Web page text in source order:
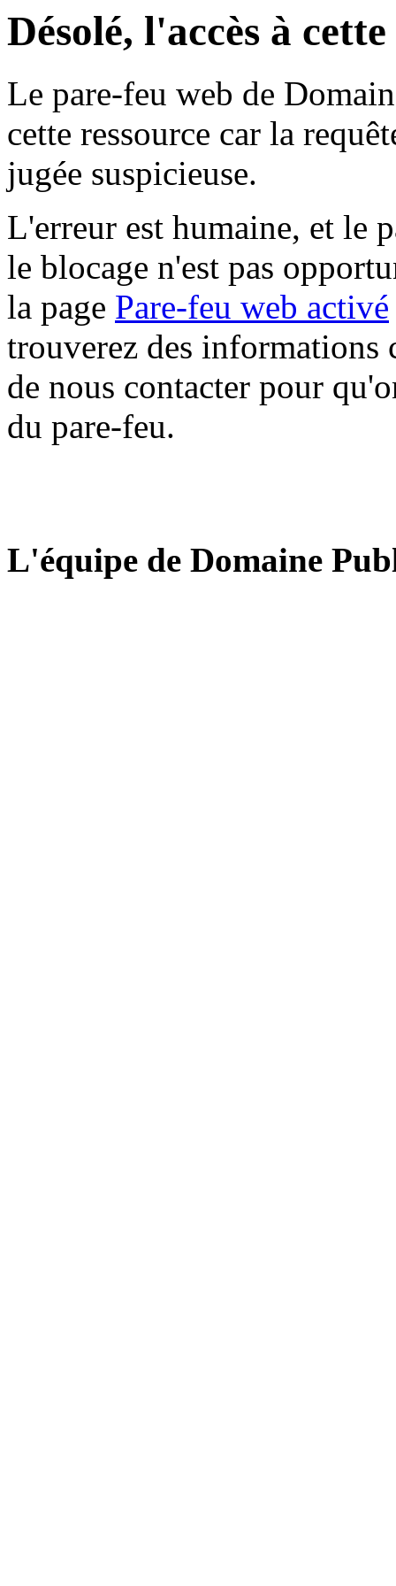
Désolé, l'accès à
Le pare-feu web de
cette ressource car la
jugée suspicieuse.
L'erreur est humaine, et le
le blocage n'est pas
la page Pare-feu web activé
trouverez des informations
de nous contacter pour
du pare-feu.
L'équipe de Domaine